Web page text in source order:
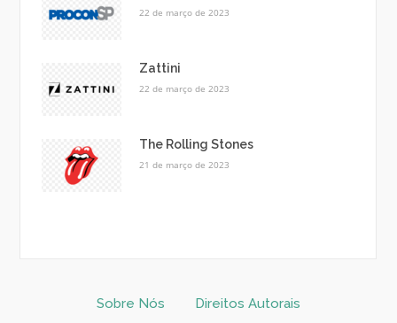
22 de março de 2023
Zattini
22 de março de 2023
The Rolling Stones
21 de março de 2023
Sobre Nós Direitos Autorais